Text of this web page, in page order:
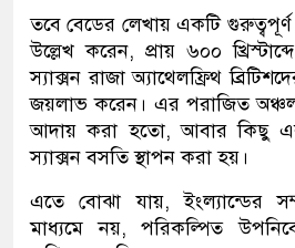
তবে বেডের লেখায় একটি
উল্লেখ করেন, প্রায় ৬০০
স্যাক্সন রাজা অ্যাথেলফ্রিথ
জয়লাভ করেন। এর পরাজিত
আদায় করা হতো, আবার কিছু
স্যাক্সন বসতি স্থাপন করা হয়।
এতে বোঝা যায়, ইংল্যান্ডের
মাধ্যমে নয়, পরিকল্পিত